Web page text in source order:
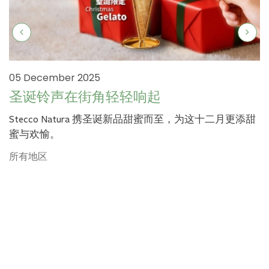
05 December 2025
圣诞铃声在街角轻轻响起
Stecco Natura 携圣诞新品甜蜜而至，为这十二月更添甜
蜜与欢愉。
所有地区